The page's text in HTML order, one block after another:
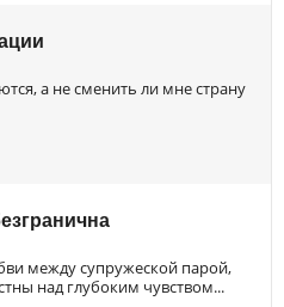
а не сменить ли мне страну
между супружеской парой,
над глубоким чувством...